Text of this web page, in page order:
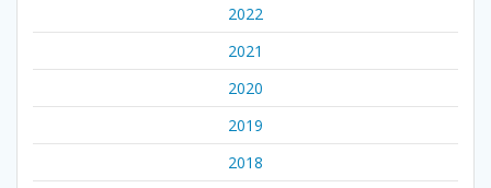
2022
2021
2020
2019
2018